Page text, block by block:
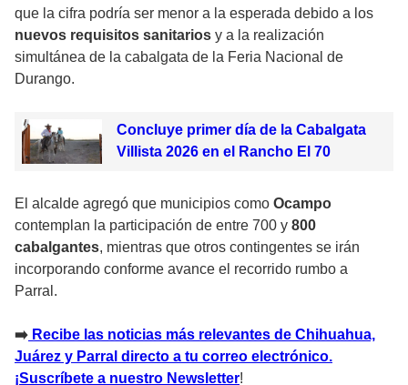
que la cifra podría ser menor a la esperada debido a los
nuevos requisitos sanitarios y a la realización
simultánea de la cabalgata de la Feria Nacional de
Durango.
Concluye primer día de la Cabalgata
Villista 2026 en el Rancho El 70
El alcalde agregó que municipios como Ocampo
contemplan la participación de entre 700 y 800
cabalgantes, mientras que otros contingentes se irán
incorporando conforme avance el recorrido rumbo a
Parral.
➡️ Recibe las noticias más relevantes de Chihuahua,
Juárez y Parral directo a tu correo electrónico.
¡Suscríbete a nuestro Newsletter!